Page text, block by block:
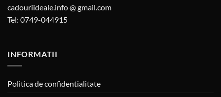
cadouriideale.info @ gmail.com
Tel: 0749-044915
INFORMATII
Politica de confidentialitate